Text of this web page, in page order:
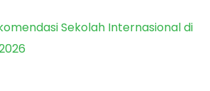
Sekolah Internasional di